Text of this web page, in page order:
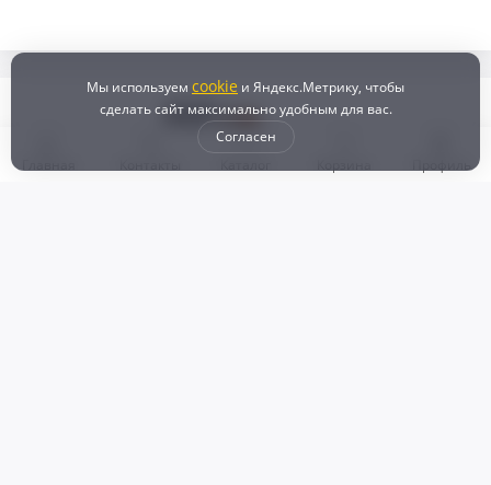
Мы используем cookie и Яндекс.Метрику, чтобы
сделать сайт максимально удобным для вас.
Согласен